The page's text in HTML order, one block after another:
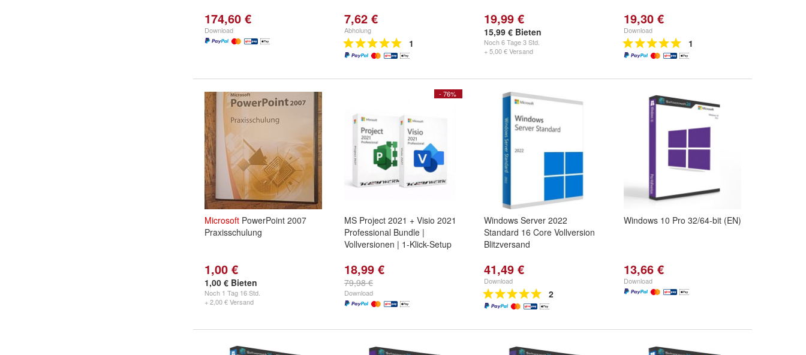
174,60 €
Download
7,62 €
Abholung
1
19,99 €
15,99 € Bieten
Noch6 Tage 3 Std.
+ 5,00 € Versand
19,30 €
Download
1
Microsoft PowerPoint 2007
Praxisschulung
1,00 €
1,00 € Bieten
Noch 1 Tag 16 Std.
+ 2,00 € Versand
- 76%
MS Project 2021 + Visio 2021
Professional Bundle |
Vollversionen | 1-Klick-Setup
18,99 €
79,98 €
Download
Windows Server 2022
Standard 16 Core Vollversion
Blitzversand
41,49 €
Download
2
Windows 10 Pro 32/64-bit (EN)
13,66 €
Download